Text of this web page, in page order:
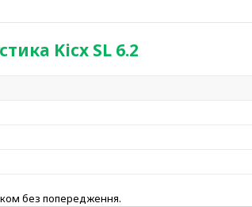
Kicx SL 6.2
без попередження.